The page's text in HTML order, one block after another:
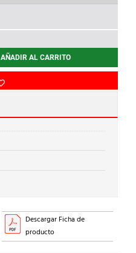
AÑADIR AL CARRITO
Descargar Ficha de
producto